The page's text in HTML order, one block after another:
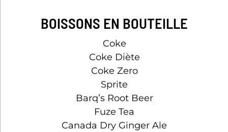
BOISSONS EN BOUTEILLE
Coke
Coke Diète
Coke Zero
Sprite
Barq’s Root Beer
Fuze Tea
Canada Dry Ginger Ale